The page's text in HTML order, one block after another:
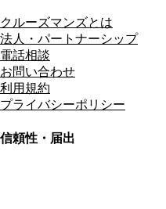
クルーズマンズとは
法人・パートナーシップ
電話相談
お問い合わせ
利用規約
プライバシーポリシー
信頼性・届出